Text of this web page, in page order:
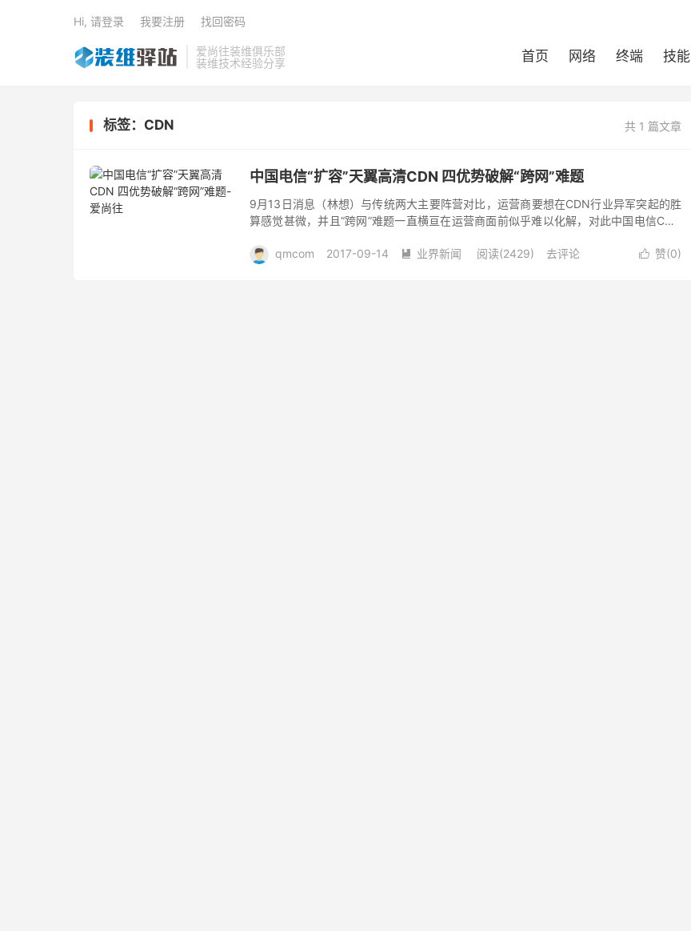
爱尚往装维俱乐部
装维技术经验分享
首页 网络 终端 技能
Hi, 请登录 我要注册 找回密码
共 1 篇文章
标签：CDN
中国电信“扩容”天翼高清CDN 四优势破解“跨网”难题
9月13日消息（林想）与传统两大主要阵营对比，运营商要想在CDN行业异军突起的胜
算感觉甚微，并且“跨网”难题一直横亘在运营商面前似乎难以化解，对此中国电信CDN
天...
 赞(0)
qmcom 2017-09-14  业界新闻 阅读(2429) 去评论